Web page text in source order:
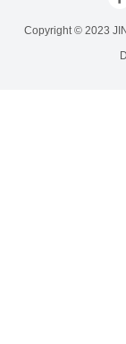
Copyright © 2023